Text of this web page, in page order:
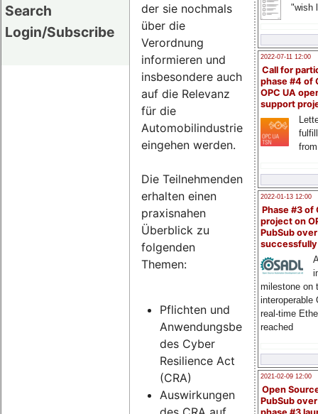
Search
Login/Subscribe
"wish
2022-07-11 12:00
Call for
phase #4 of
OPC UA
support
2022-01-13 12:00
Phase #3 of
project on
PubSub over
milestone on
interoperable
real-time
reached
2021-02-09 12:00
Open
PubSub
der sie nochmals
über die
Verordnung
informieren und
insbesondere auch
auf die Relevanz
für die
Automobilindustrie
eingehen werden.
Die Teilnehmenden
erhalten einen
praxisnahen
Überblick zu
folgenden
Themen:
Pflichten und
Anwendungsbereich
des Cyber
Resilience Act
(CRA)
Auswirkungen